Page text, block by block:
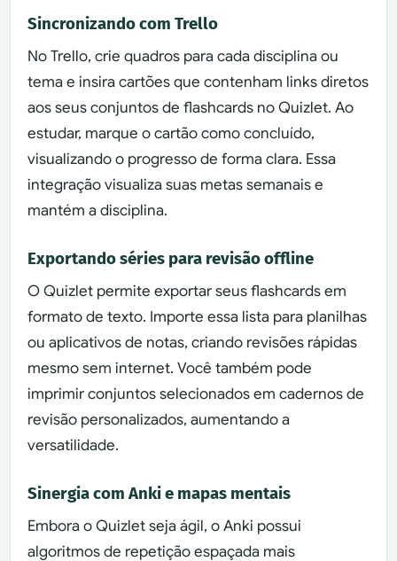
Sincronizando com Trello
No Trello, crie quadros para cada disciplina ou
tema e insira cartões que contenham links diretos
aos seus conjuntos de flashcards no Quizlet. Ao
estudar, marque o cartão como concluído,
visualizando o progresso de forma clara. Essa
integração visualiza suas metas semanais e
mantém a disciplina.
Exportando séries para revisão offline
O Quizlet permite exportar seus flashcards em
formato de texto. Importe essa lista para planilhas
ou aplicativos de notas, criando revisões rápidas
mesmo sem internet. Você também pode
imprimir conjuntos selecionados em cadernos de
revisão personalizados, aumentando a
versatilidade.
Sinergia com Anki e mapas mentais
Embora o Quizlet seja ágil, o Anki possui
algoritmos de repetição espaçada mais